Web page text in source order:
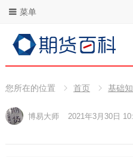
菜单
您所在的位置 首页 基础
博易大师 2021年3月30日